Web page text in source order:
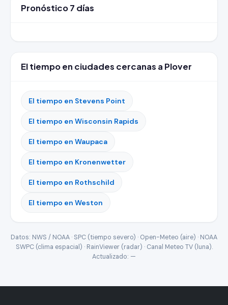
Pronóstico 7 días
El tiempo en ciudades cercanas a Plover
El tiempo en Stevens Point
El tiempo en Wisconsin Rapids
El tiempo en Waupaca
El tiempo en Kronenwetter
El tiempo en Rothschild
El tiempo en Weston
Datos: NWS / NOAA · SPC (tiempo severo) · Open-Meteo (aire) · NOAA
SWPC (clima espacial) · RainViewer (radar) · Canal Meteo TV (luna).
Actualizado: —